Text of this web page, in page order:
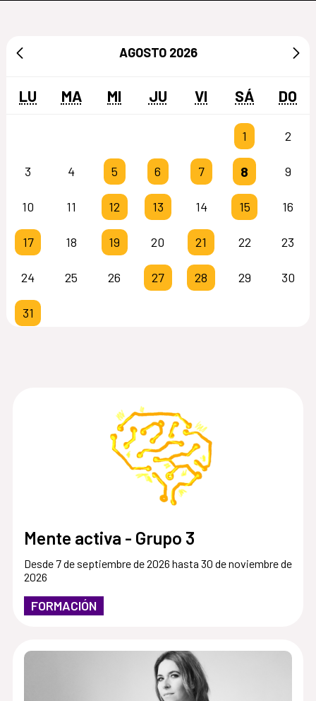
Mente activa - Grupo 3
Desde 7 de septiembre de 2026 hasta 30 de noviembre de
2026
FORMACIÓN
AGOSTO 2026
LU MA MI JU VI SÁ DO
1 2
3 4 5 6 7 8 9
10 11 12 13 14 15 16
17 18 19 20 21 22 23
24 25 26 27 28 29 30
31